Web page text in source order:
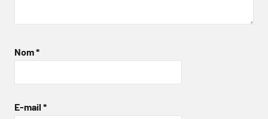
Nom*
E-mail *